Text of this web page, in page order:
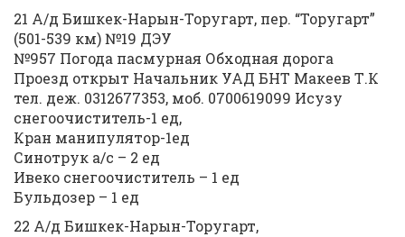
21 А/д Бишкек-Нарын-Торугарт, пер. “Торугарт”
(501-539 км) №19 ДЭУ
№957 Погода пасмурная Обходная дорога
Проезд открыт Начальник УАД БНТ Макеев Т.К
тел. деж. 0312677353, моб. 0700619099 Исузу
снегоочиститель-1 ед,
Кран манипулятор-1ед
Синотрук а/с – 2 ед
Ивеко снегоочиститель – 1 ед
Бульдозер – 1 ед
22 А/д Бишкек-Нарын-Торугарт,